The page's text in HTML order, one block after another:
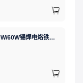
GJ(黄花高洁)，电烙铁30W/40W/60W锡焊电烙铁焊接工具电焊笔手机电子维修（内热35W），NO.435(35W)